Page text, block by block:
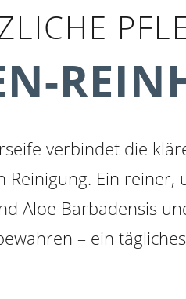
verbindet die
Reinigung. Ein
Aloe Barbadensis
– ein